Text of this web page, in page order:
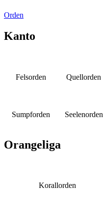
Orden
Kanto
Felsorden Quellorden
Sumpforden Seelenorden
Orangeliga
Korallorden